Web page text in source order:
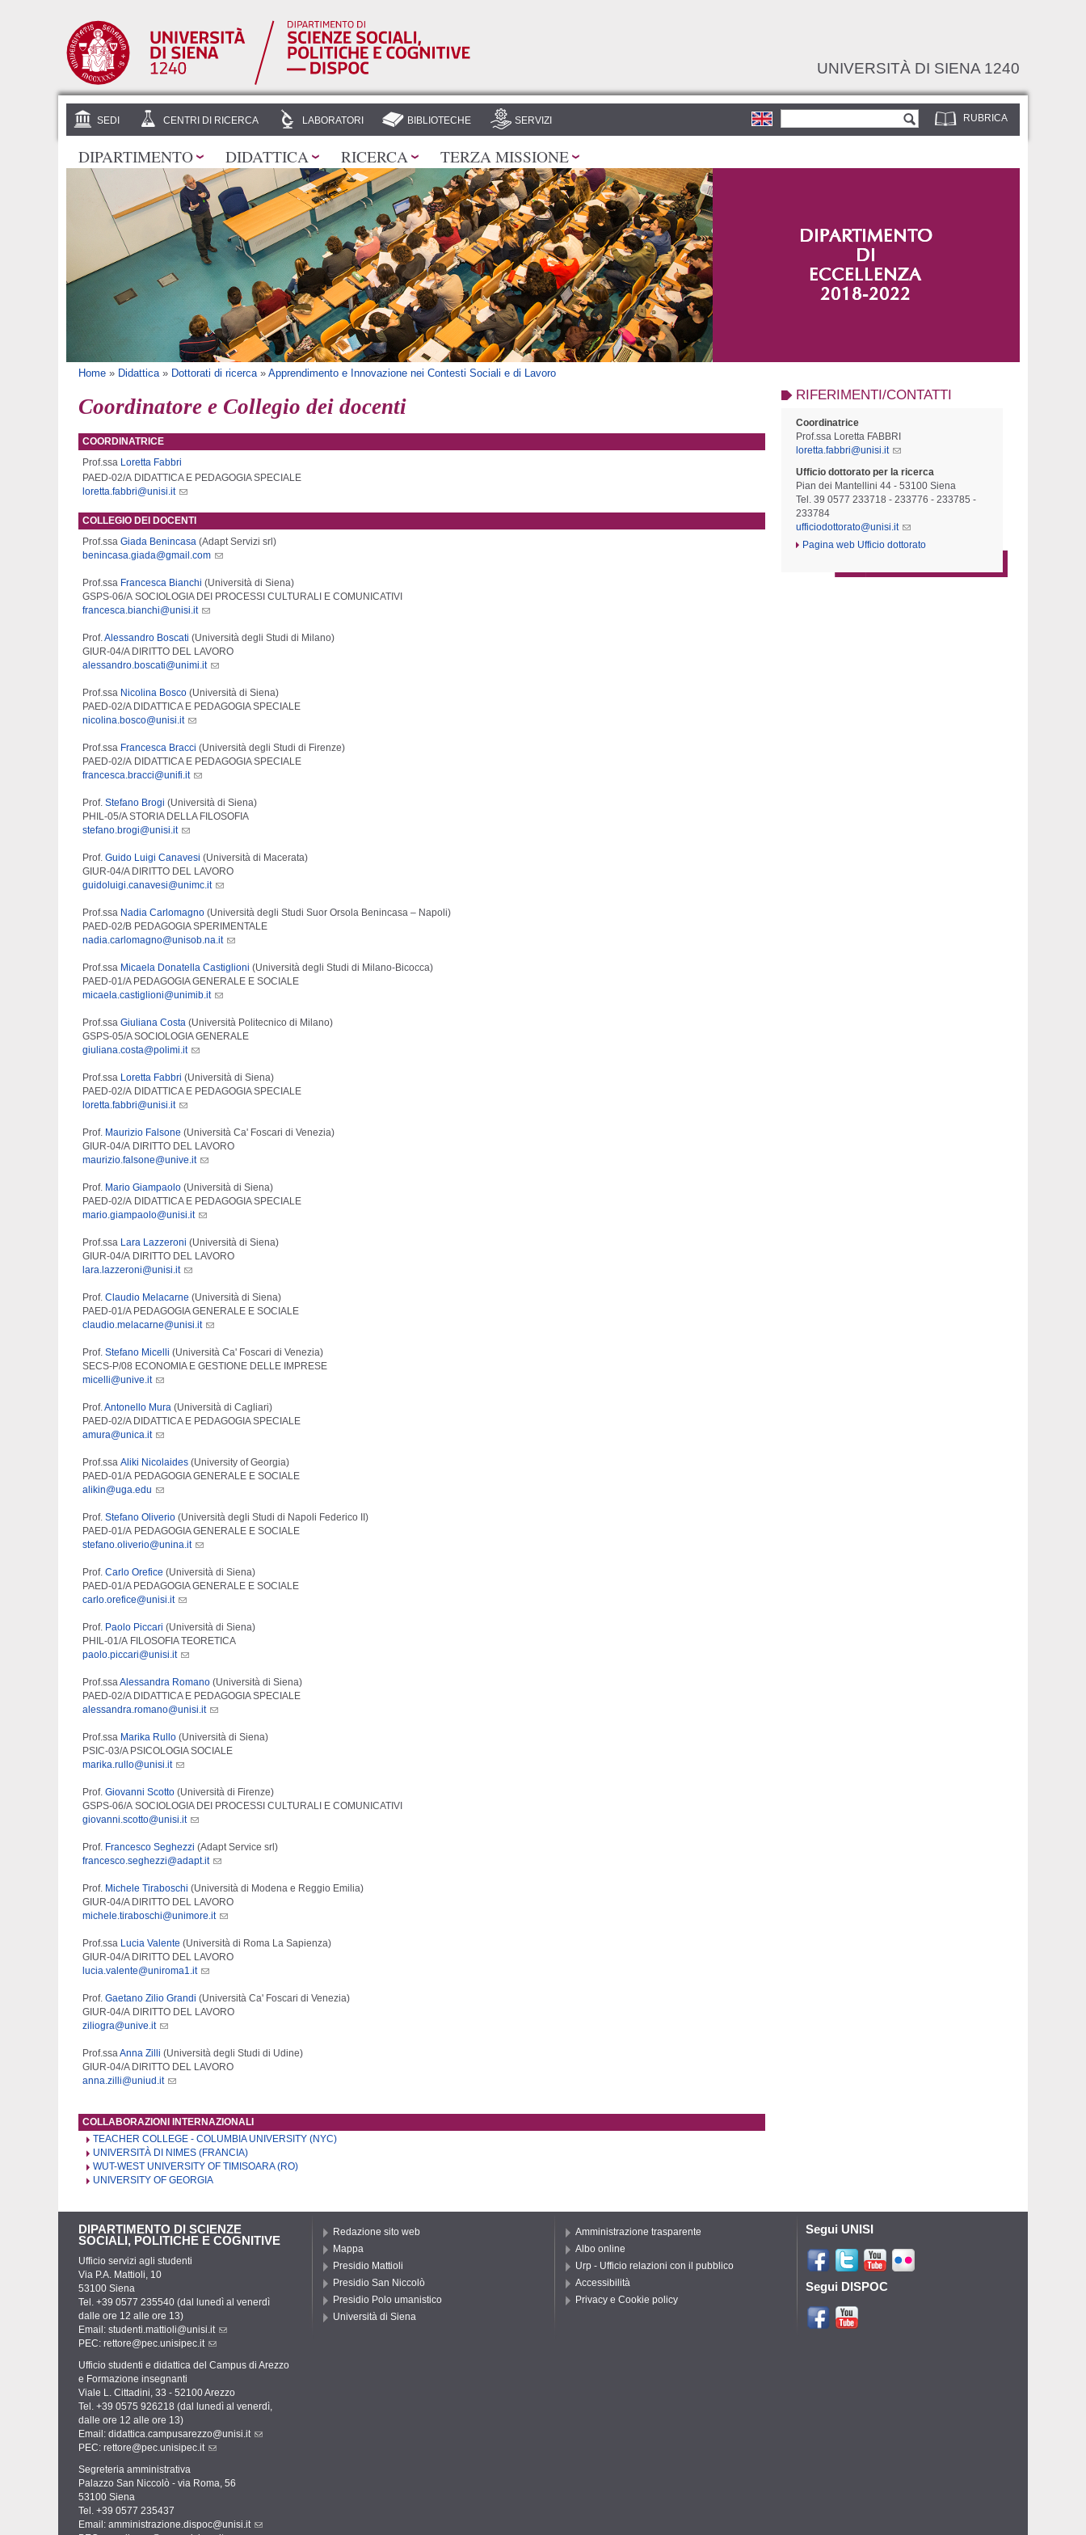
UNIVERSITÀ DI SIENA 1240
RUBRICA
Form di ricerca
SEDI CENTRI DI RICERCA LABORATORI BIBLIOTECHE SERVIZI
DIPARTIMENTO DIDATTICA RICERCA TERZA MISSIONE
Tu sei qui
Home » Didattica » Dottorati di ricerca » Apprendimento e Innovazione nei Contesti Sociali e di Lavoro
Coordinatore e Collegio dei docenti
COORDINATRICE
Prof.ssa Loretta Fabbri
PAED-02/A DIDATTICA E PEDAGOGIA SPECIALE
loretta.fabbri@unisi.it
COLLEGIO DEI DOCENTI
Prof.ssa Giada Benincasa (Adapt Servizi srl)
benincasa.giada@gmail.com
Prof.ssa Francesca Bianchi (Università di Siena)
GSPS-06/A SOCIOLOGIA DEI PROCESSI CULTURALI E COMUNICATIVI
francesca.bianchi@unisi.it
Prof. Alessandro Boscati (Università degli Studi di Milano)
GIUR-04/A DIRITTO DEL LAVORO
alessandro.boscati@unimi.it
Prof.ssa Nicolina Bosco (Università di Siena)
PAED-02/A DIDATTICA E PEDAGOGIA SPECIALE
nicolina.bosco@unisi.it
Prof.ssa Francesca Bracci (Università degli Studi di Firenze)
PAED-02/A DIDATTICA E PEDAGOGIA SPECIALE
francesca.bracci@unifi.it
Prof. Stefano Brogi (Università di Siena)
PHIL-05/A STORIA DELLA FILOSOFIA
stefano.brogi@unisi.it
Prof. Guido Luigi Canavesi (Università di Macerata)
GIUR-04/A DIRITTO DEL LAVORO
guidoluigi.canavesi@unimc.it
Prof.ssa Nadia Carlomagno (Università degli Studi Suor Orsola Benincasa – Napoli)
PAED-02/B PEDAGOGIA SPERIMENTALE
nadia.carlomagno@unisob.na.it
Prof.ssa Micaela Donatella Castiglioni (Università degli Studi di Milano-Bicocca)
PAED-01/A PEDAGOGIA GENERALE E SOCIALE
micaela.castiglioni@unimib.it
Prof.ssa Giuliana Costa (Università Politecnico di Milano)
GSPS-05/A SOCIOLOGIA GENERALE
giuliana.costa@polimi.it
Prof.ssa Loretta Fabbri (Università di Siena)
PAED-02/A DIDATTICA E PEDAGOGIA SPECIALE
loretta.fabbri@unisi.it
Prof. Maurizio Falsone (Università Ca' Foscari di Venezia)
GIUR-04/A DIRITTO DEL LAVORO
maurizio.falsone@unive.it
Prof. Mario Giampaolo (Università di Siena)
PAED-02/A DIDATTICA E PEDAGOGIA SPECIALE
mario.giampaolo@unisi.it
Prof.ssa Lara Lazzeroni (Università di Siena)
GIUR-04/A DIRITTO DEL LAVORO
lara.lazzeroni@unisi.it
Prof. Claudio Melacarne (Università di Siena)
PAED-01/A PEDAGOGIA GENERALE E SOCIALE
claudio.melacarne@unisi.it
Prof. Stefano Micelli (Università Ca' Foscari di Venezia)
SECS-P/08 ECONOMIA E GESTIONE DELLE IMPRESE
micelli@unive.it
Prof. Antonello Mura (Università di Cagliari)
PAED-02/A DIDATTICA E PEDAGOGIA SPECIALE
amura@unica.it
Prof.ssa Aliki Nicolaides (University of Georgia)
PAED-01/A PEDAGOGIA GENERALE E SOCIALE
alikin@uga.edu
Prof. Stefano Oliverio (Università degli Studi di Napoli Federico II)
PAED-01/A PEDAGOGIA GENERALE E SOCIALE
stefano.oliverio@unina.it
Prof. Carlo Orefice (Università di Siena)
PAED-01/A PEDAGOGIA GENERALE E SOCIALE
carlo.orefice@unisi.it
Prof. Paolo Piccari (Università di Siena)
PHIL-01/A FILOSOFIA TEORETICA
paolo.piccari@unisi.it
Prof.ssa Alessandra Romano (Università di Siena)
PAED-02/A DIDATTICA E PEDAGOGIA SPECIALE
alessandra.romano@unisi.it
Prof.ssa Marika Rullo (Università di Siena)
PSIC-03/A PSICOLOGIA SOCIALE
marika.rullo@unisi.it
Prof. Giovanni Scotto (Università di Firenze)
GSPS-06/A SOCIOLOGIA DEI PROCESSI CULTURALI E COMUNICATIVI
giovanni.scotto@unisi.it
Prof. Francesco Seghezzi (Adapt Service srl)
francesco.seghezzi@adapt.it
Prof. Michele Tiraboschi (Università di Modena e Reggio Emilia)
GIUR-04/A DIRITTO DEL LAVORO
michele.tiraboschi@unimore.it
Prof.ssa Lucia Valente (Università di Roma La Sapienza)
GIUR-04/A DIRITTO DEL LAVORO
lucia.valente@uniroma1.it
Prof. Gaetano Zilio Grandi (Università Ca' Foscari di Venezia)
GIUR-04/A DIRITTO DEL LAVORO
ziliogra@unive.it
Prof.ssa Anna Zilli (Università degli Studi di Udine)
GIUR-04/A DIRITTO DEL LAVORO
anna.zilli@uniud.it
COLLABORAZIONI INTERNAZIONALI
TEACHER COLLEGE - COLUMBIA UNIVERSITY (NYC)
UNIVERSITÀ DI NIMES (FRANCIA)
WUT-WEST UNIVERSITY OF TIMISOARA (RO)
UNIVERSITY OF GEORGIA
RIFERIMENTI/CONTATTI
Coordinatrice
Prof.ssa Loretta FABBRI
loretta.fabbri@unisi.it
Ufficio dottorato per la ricerca
Pian dei Mantellini 44 - 53100 Siena
Tel. 39 0577 233718 - 233776 - 233785 -
233784
ufficiodottorato@unisi.it
Pagina web Ufficio dottorato
DIPARTIMENTO DI SCIENZE
SOCIALI, POLITICHE E COGNITIVE
Ufficio servizi agli studenti
Via P.A. Mattioli, 10
53100 Siena
Tel. +39 0577 235540 (dal lunedì al venerdì
dalle ore 12 alle ore 13)
Email: studenti.mattioli@unisi.it
PEC: rettore@pec.unisipec.it
Ufficio studenti e didattica del Campus di Arezzo
e Formazione insegnanti
Viale L. Cittadini, 33 - 52100 Arezzo
Tel. +39 0575 926218 (dal lunedì al venerdì,
dalle ore 12 alle ore 13)
Email: didattica.campusarezzo@unisi.it
PEC: rettore@pec.unisipec.it
Segreteria amministrativa
Palazzo San Niccolò - via Roma, 56
53100 Siena
Tel. +39 0577 235437
Email: amministrazione.dispoc@unisi.it
Redazione sito web
Mappa
Presidio Mattioli
Presidio San Niccolò
Presidio Polo umanistico
Università di Siena
Amministrazione trasparente
Albo online
Urp - Ufficio relazioni con il pubblico
Accessibilità
Privacy e Cookie policy
Segui UNISI
Segui DISPOC